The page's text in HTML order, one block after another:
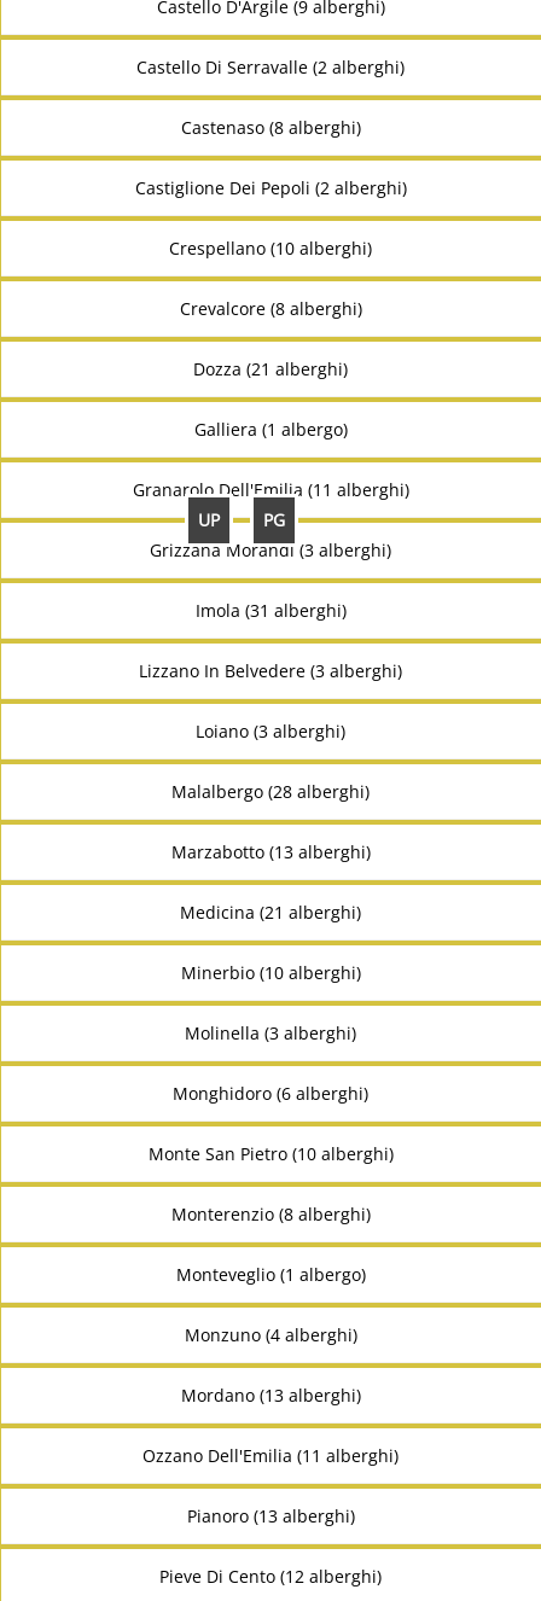
UP PG
Castello D'Argile (9 alberghi)
Castello Di Serravalle (2 alberghi)
Castenaso (8 alberghi)
Castiglione Dei Pepoli (2 alberghi)
Crespellano (10 alberghi)
Crevalcore (8 alberghi)
Dozza (21 alberghi)
Galliera (1 albergo)
Granarolo Dell'Emilia (11 alberghi)
Grizzana Morandi (3 alberghi)
Imola (31 alberghi)
Lizzano In Belvedere (3 alberghi)
Loiano (3 alberghi)
Malalbergo (28 alberghi)
Marzabotto (13 alberghi)
Medicina (21 alberghi)
Minerbio (10 alberghi)
Molinella (3 alberghi)
Monghidoro (6 alberghi)
Monte San Pietro (10 alberghi)
Monterenzio (8 alberghi)
Monteveglio (1 albergo)
Monzuno (4 alberghi)
Mordano (13 alberghi)
Ozzano Dell'Emilia (11 alberghi)
Pianoro (13 alberghi)
Pieve Di Cento (12 alberghi)